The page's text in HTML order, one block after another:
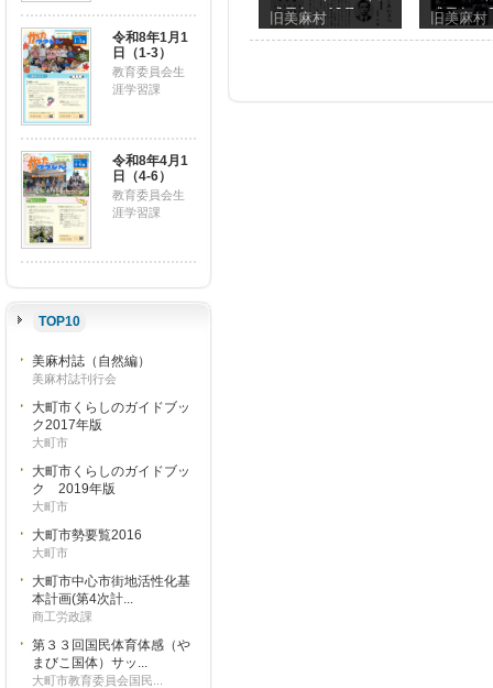
令和8年1月1
日（1-3）
教育委員会生
涯学習課
令和8年4月1
日（4-6）
教育委員会生
涯学習課
TOP10
美麻村誌（自然編）
美麻村誌刊行会
大町市くらしのガイドブッ
ク2017年版
大町市
大町市くらしのガイドブッ
ク 2019年版
大町市
大町市勢要覧2016
大町市
大町市中心市街地活性化基
本計画(第4次計...
商工労政課
第３３回国民体育体感（や
まびこ国体）サッ...
大町市教育委員会国民...
成元年）10月）
旧美麻村
成元年）
旧美麻村